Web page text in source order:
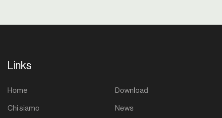
Links
Home
Chi siamo
Download
News